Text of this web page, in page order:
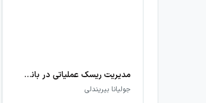
مدیریت ریسک عملیاتی در بانک‌ها
جولیانا بیریندلی